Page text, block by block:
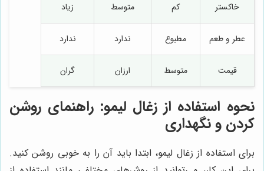
خاکستر کم متوسط زیاد
عطر و طعم مطبوع ندارد ندارد
قیمت متوسط ارزان گران
نحوه استفاده از زغال لیمو: راهنمای روشن
کردن و نگهداری
برای استفاده از زغال لیمو، ابتدا باید آن را به خوبی روشن کنید.